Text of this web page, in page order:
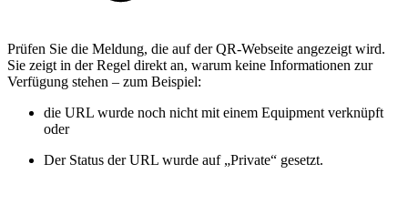
Prüfen Sie die Meldung, die auf der QR‑Webseite angezeigt wird.
Sie zeigt in der Regel direkt an, warum keine Informationen zur
Verfügung stehen – zum Beispiel:
die URL wurde noch nicht mit einem Equipment verknüpft
oder
Der Status der URL wurde auf „Private“ gesetzt.